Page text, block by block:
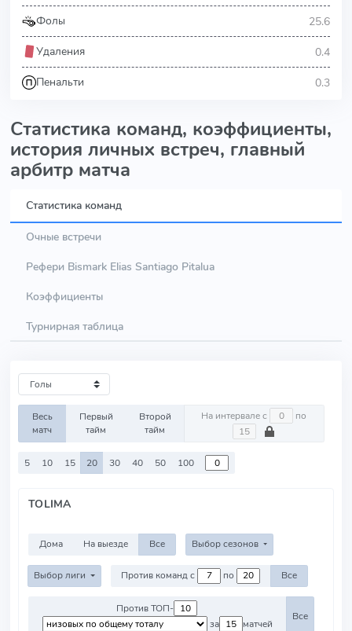
Фолы 25.6
Удаления 0.4
Пенальти 0.3
Статистика команд, коэффициенты,
история личных встреч, главный
арбитр матча
Статистика команд
Очные встречи
Рефери Bismark Elias Santiago Pitalua
Коэффициенты
Турнирная таблица
Весь
матч
Первый
тайм
Второй
тайм
На интервале с по
5 10 15 20 30 40 50 100
TOLIMA
Дома На выезде Все Выбор сезонов
Выбор лиги Против команд с по Все
Против ТОП-
за
матчей
Все